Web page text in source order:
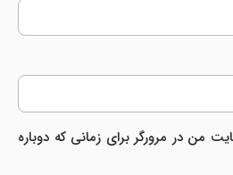
من در مرورگر برای زمانی که دوباره